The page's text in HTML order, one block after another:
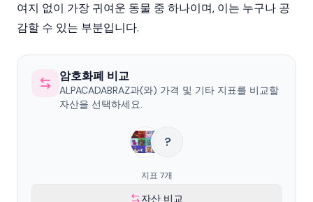
여지 없이 가장 귀여운 동물 중 하나이며, 이는 누구나 공
감할 수 있는 부분입니다.
암호화폐 비교
ALPACADABRAZ과(와) 가격 및 기타 지표를 비교할
자산을 선택하세요.
?
지표 7개
자산 비교